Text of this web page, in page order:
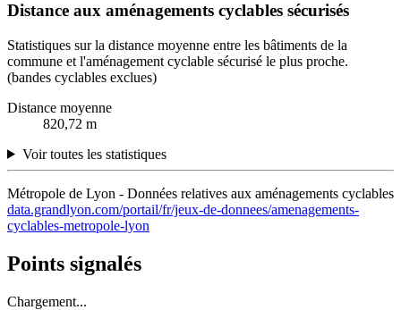
Distance aux aménagements cyclables sécurisés
Statistiques sur la distance moyenne entre les bâtiments de la
commune et l'aménagement cyclable sécurisé le plus proche.
(bandes cyclables exclues)
Distance moyenne
820,72 m
Voir toutes les statistiques
Métropole de Lyon - Données relatives aux aménagements cyclables
data.grandlyon.com/portail/fr/jeux-de-donnees/amenagements-
cyclables-metropole-lyon
Points signalés
Chargement...